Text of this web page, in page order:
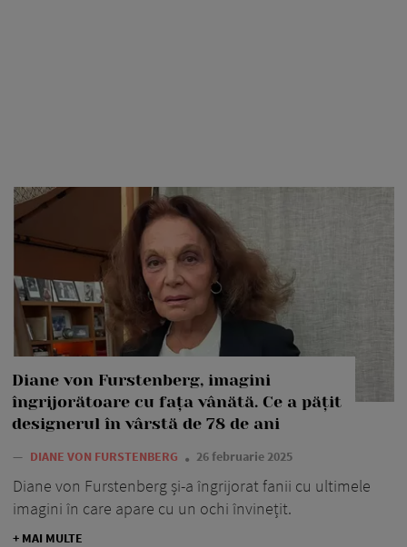
Diane von Furstenberg, imagini
îngrijorătoare cu fața vânătă. Ce a pățit
designerul în vârstă de 78 de ani
— DIANE VON FURSTENBERG 26 februarie 2025
Diane von Furstenberg și-a îngrijorat fanii cu ultimele
imagini în care apare cu un ochi învinețit.
+ MAI MULTE